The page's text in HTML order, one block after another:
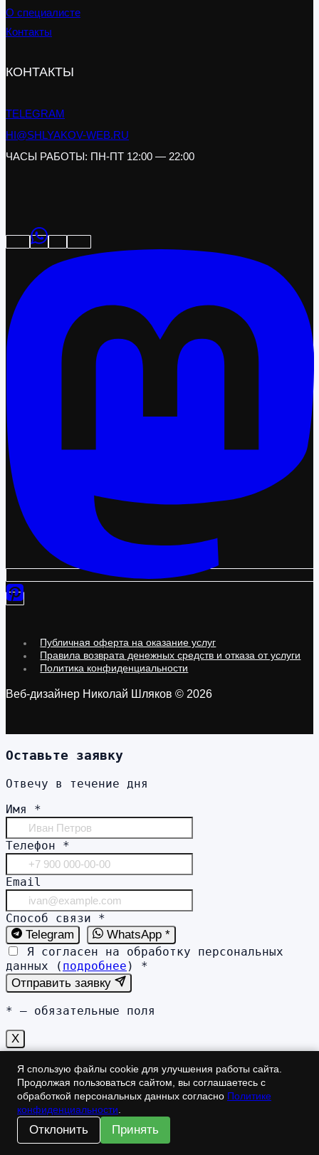
О специалисте
Контакты
КОНТАКТЫ
TELEGRAM
HI@SHLYAKOV-WEB.RU
ЧАСЫ РАБОТЫ: ПН-ПТ 12:00 — 22:00
Публичная оферта на оказание услуг
Правила возврата денежных средств и отказа от услуги
Политика конфиденциальности
Веб-дизайнер Николай Шляков © 2026
Я спользую файлы cookie для улучшения работы сайта.
Продолжая пользоваться сайтом, вы соглашаетесь с
обработкой персональных данных согласно Политике
конфиденциальности
Отклонить Принять
Оставьте заявку
Отвечу в течение дня
Имя *
Телефон *
Email
Способ связи *
Telegram
WhatsApp *
Я согласен на обработку персональных
данных ( подробнее ) *
Отправить заявку
* — обязательные поля
X
Получить расчёт стоимости
[contact-form-7 id=»c548127″ title=»Заказ из хиро»]